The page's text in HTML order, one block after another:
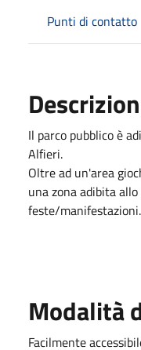
Punti di contatto
Il parco pubblico è
Alfieri.
Oltre ad un'area
una zona adibita
feste/manifestazioni.
Modalità
Facilmente